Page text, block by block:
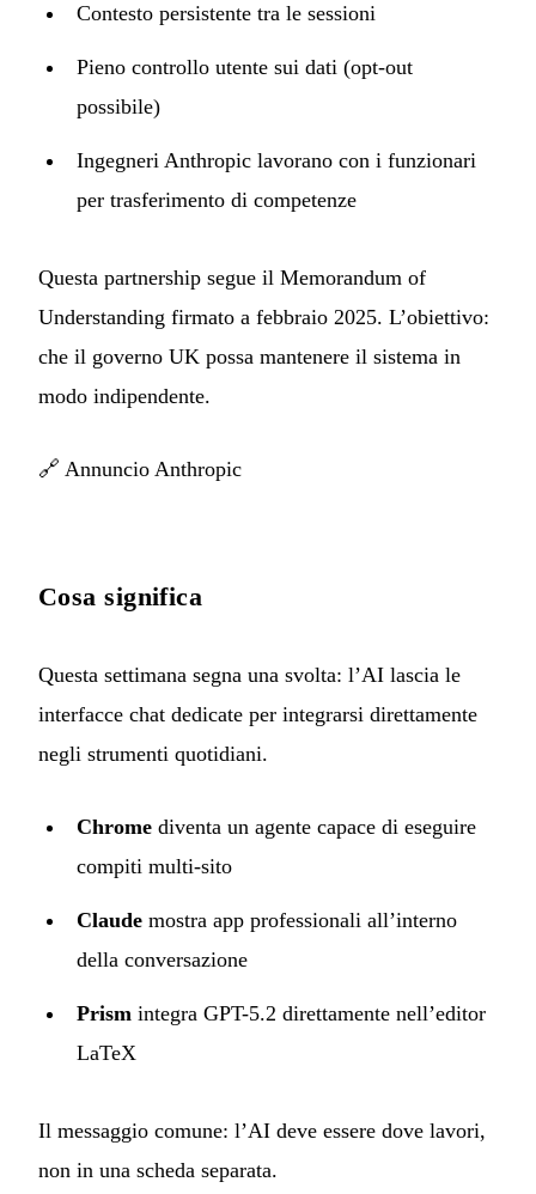
Contesto persistente tra le sessioni
Pieno controllo utente sui dati (opt-out
possibile)
Ingegneri Anthropic lavorano con i funzionari
per trasferimento di competenze
Questa partnership segue il Memorandum of
Understanding firmato a febbraio 2025. L’obiettivo:
che il governo UK possa mantenere il sistema in
modo indipendente.
🔗 Annuncio Anthropic
Cosa significa
Questa settimana segna una svolta: l’AI lascia le
interfacce chat dedicate per integrarsi direttamente
negli strumenti quotidiani.
Chrome diventa un agente capace di eseguire
compiti multi-sito
Claude mostra app professionali all’interno
della conversazione
Prism integra GPT-5.2 direttamente nell’editor
LaTeX
Il messaggio comune: l’AI deve essere dove lavori,
non in una scheda separata.